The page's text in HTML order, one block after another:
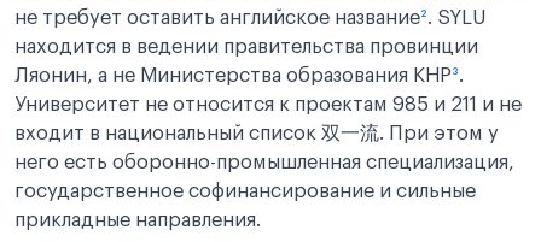
не требует оставить английское название². SYLU
находится в ведении правительства провинции
Ляонин, а не Министерства образования КНР³.
Университет не относится к проектам 985 и 211 и не
входит в национальный список 双一流. При этом у
него есть оборонно-промышленная специализация,
государственное софинансирование и сильные
прикладные направления.